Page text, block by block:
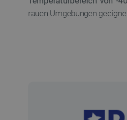
rauen Umgebungen